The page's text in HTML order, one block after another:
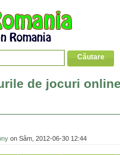
de jocuri
on Sâm, 2012-06-30 12:44